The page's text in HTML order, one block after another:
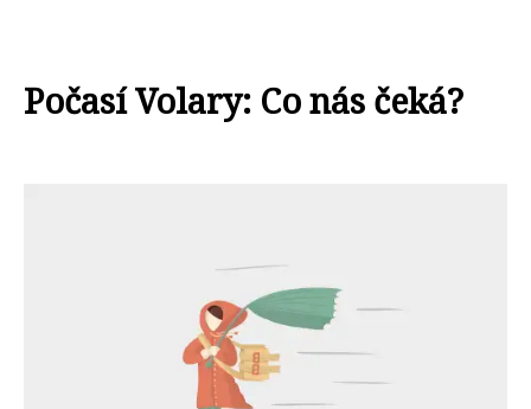
Počasí Volary: Co nás čeká?